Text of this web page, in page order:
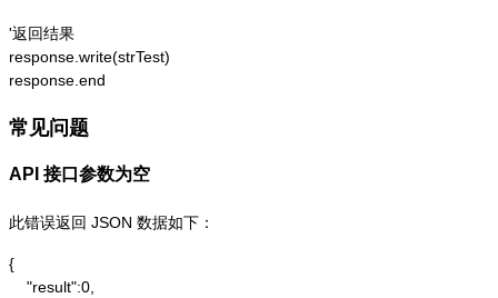
'返回结果
response.write(strTest)
response.end
常见问题
API 接口参数为空
此错误返回 JSON 数据如下：
{
    "result":0,